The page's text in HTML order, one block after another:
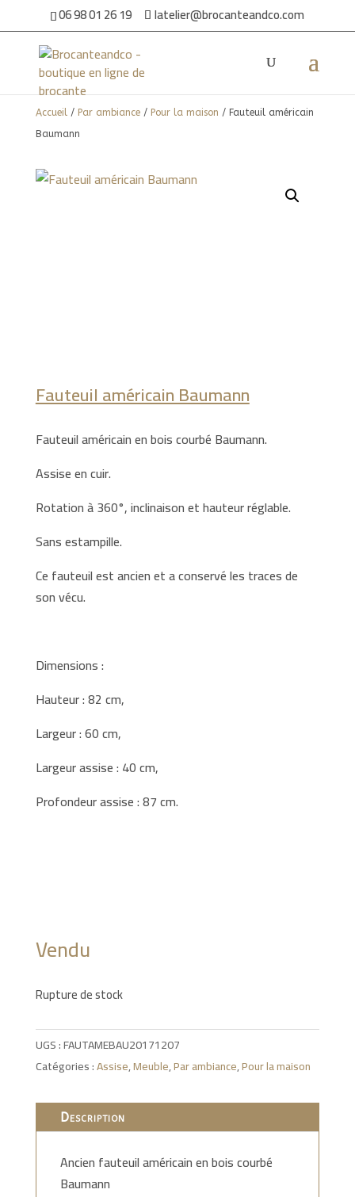
06 98 01 26 19 latelier@brocanteandco.com
Accueil/ Par ambiance/ Pour la maison / Fauteuil américain
Baumann
Fauteuil américain Baumann
Fauteuil américain en bois courbé Baumann.
Assise en cuir.
Rotation à 360°, inclinaison et hauteur réglable.
Sans estampille.
Ce fauteuil est ancien et a conservé les traces de
son vécu.
Dimensions :
Hauteur : 82 cm,
Largeur : 60 cm,
Largeur assise : 40 cm,
Profondeur assise : 87 cm.
Vendu
Rupture de stock
UGS :FAUTAMEBAU20171207
Catégories :Assise,Meuble,Par ambiance,Pour la maison
Description
Ancien fauteuil américain en bois courbé
Baumann